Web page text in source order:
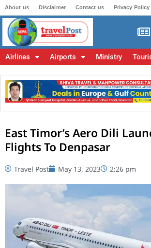
About us Disclaimer Contact us Privacy Policy
Airlines Airports Ministry
East Timor’s Aero Dili
Flights To Denpasar
Travel Post May 13, 2023 2:26 pm